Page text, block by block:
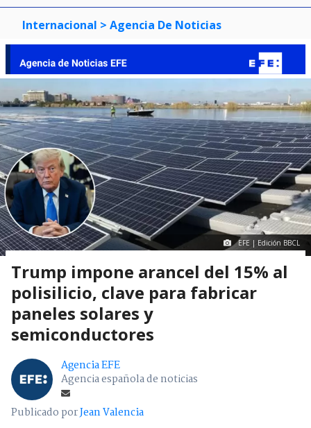
Internacional > Agencia De Noticias
EFE | Edición BBCL
Trump impone arancel del 15% al
polisilicio, clave para fabricar
paneles solares y
semiconductores
Agencia EFE
Agencia española de noticias
Publicado porJean Valencia